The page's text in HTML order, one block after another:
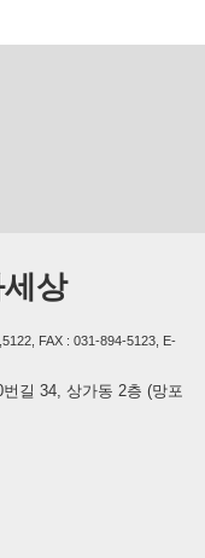
상
FAX : 031-894-5123, E-
길 34, 상가동 2층 (망포